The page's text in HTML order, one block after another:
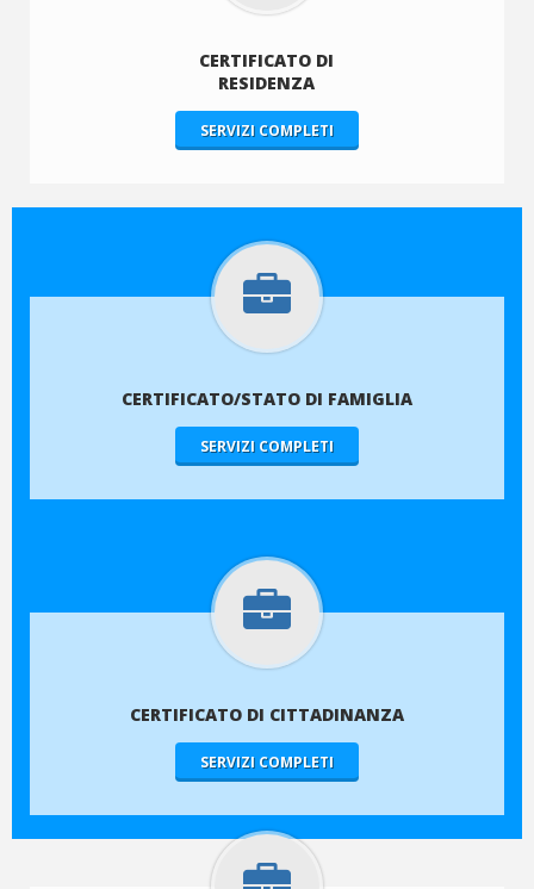
CERTIFICATO DI
RESIDENZA
SERVIZI COMPLETI
CERTIFICATO/STATO DI FAMIGLIA
SERVIZI COMPLETI
CERTIFICATO DI CITTADINANZA
SERVIZI COMPLETI